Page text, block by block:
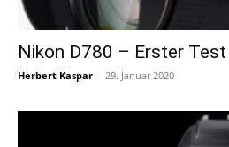
Nikon D780 – Erster Test
Herbert Kaspar - 29. Januar 2020